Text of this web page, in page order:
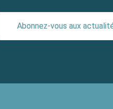
Abonnez-vous aux